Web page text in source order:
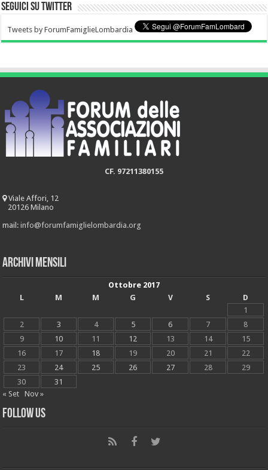
Seguici su Twitter
Tweets by ForumFamiglieLombardia
CF. 97211380155
Viale Affori, 12
20126 Milano
mail:info@forumfamiglielombardia.org
Archivi mensili
Ottobre 2017
L
M M G V S
D
1
2
3 4 5 6 7
8
9
10 11 12 13 14
15
16
17 18 19 20 21
22
23
24 25 26 27 28
29
30
31
« Set
Nov »
Follow Us